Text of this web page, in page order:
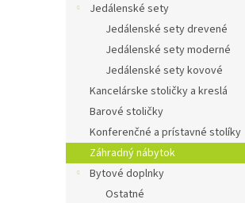
Jedálenské sety
Jedálenské sety drevené
Jedálenské sety moderné
Jedálenské sety kovové
Kancelárske stoličky a kreslá
Barové stoličky
Konferenčné a prístavné stolíky
Záhradný nábytok
Bytové doplnky
Ostatné